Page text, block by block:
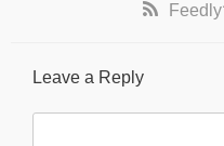
Feedly
Leave a Reply